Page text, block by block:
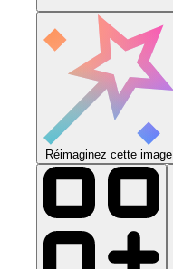
Réimaginez cette image